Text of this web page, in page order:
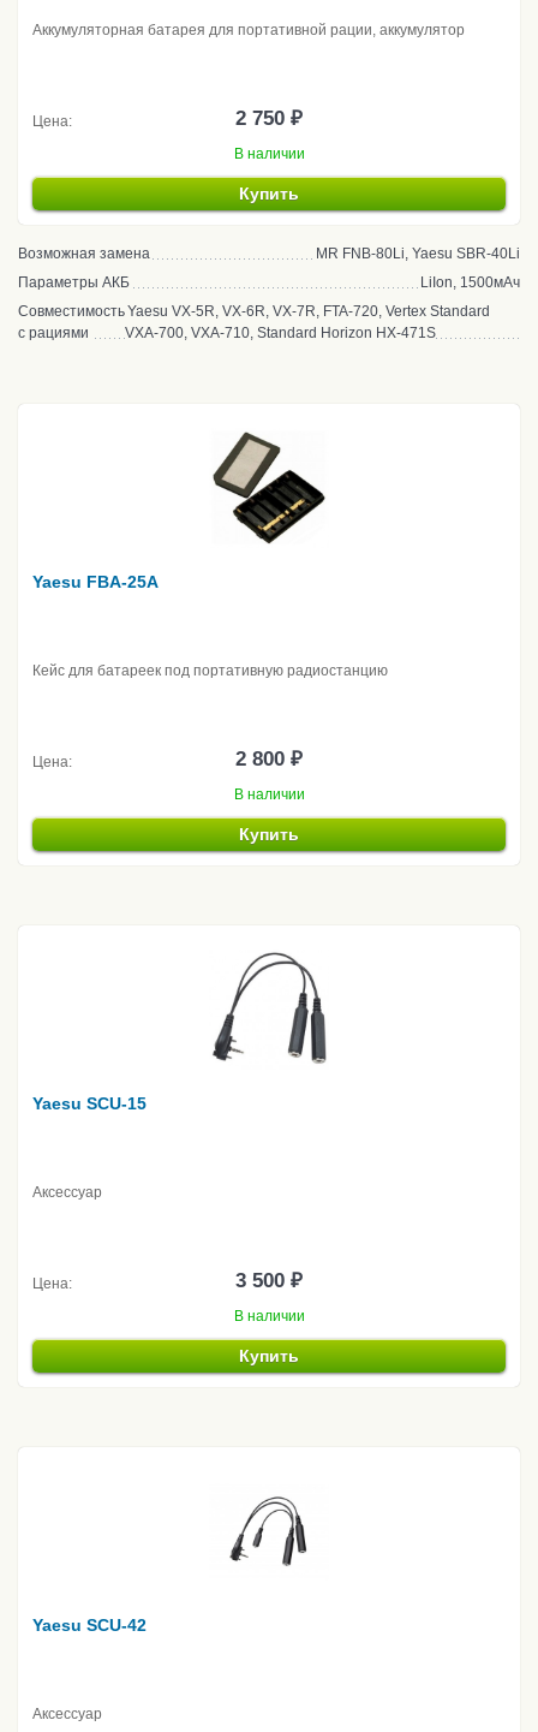
Аккумуляторная батарея для портативной рации, аккумулятор
Цена: 2 750 ₽
В наличии
Купить
Возможная замена
MR FNB-80Li, Yaesu SBR-40Li
Параметры АКБ
LiIon, 1500мАч
Совместимость
с рациями
Yaesu VX-5R, VX-6R, VX-7R, FTA-720, Vertex Standard
VXA-700, VXA-710, Standard Horizon HX-471S
Yaesu FBA-25A
Кейс для батареек под портативную радиостанцию
Цена: 2 800 ₽
В наличии
Купить
Yaesu SCU-15
Аксессуар
Цена: 3 500 ₽
В наличии
Купить
Yaesu SCU-42
Аксессуар